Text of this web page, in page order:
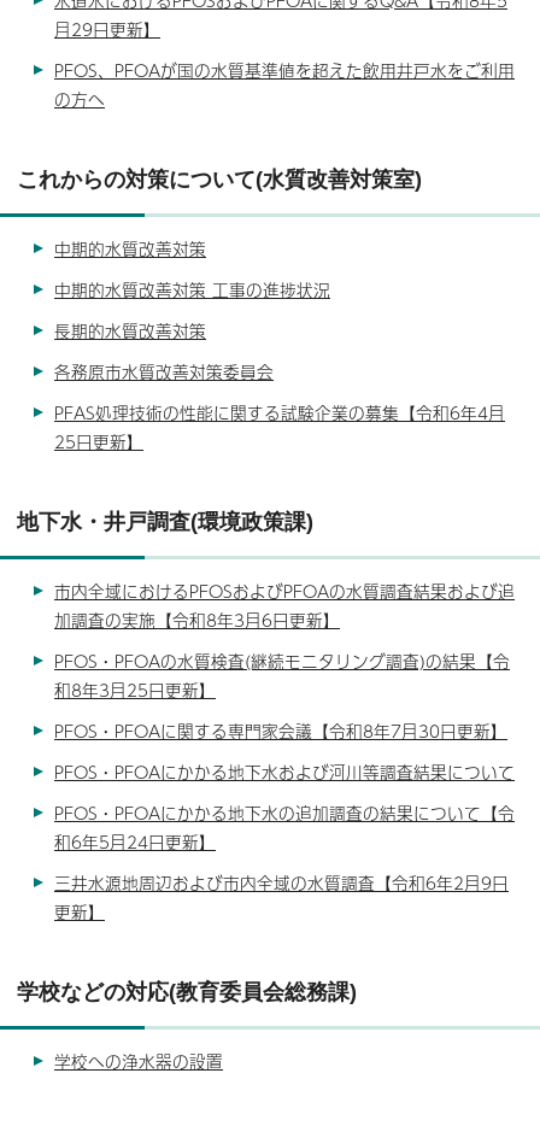
月29日更新】
PFOS、PFOAが国の水質基準値を超えた飲用井戸水をご利用
の方へ
これからの対策について(水質改善対策室)
中期的水質改善対策
中期的水質改善対策 工事の進捗状況
長期的水質改善対策
各務原市水質改善対策委員会
PFAS処理技術の性能に関する試験企業の募集【令和6年4月
25日更新】
地下水・井戸調査(環境政策課)
市内全域におけるPFOSおよびPFOAの水質調査結果および追
加調査の実施【令和8年3月6日更新】
PFOS・PFOAの水質検査(継続モニタリング調査)の結果【令
和8年3月25日更新】
PFOS・PFOAに関する専門家会議【令和8年7月30日更新】
PFOS・PFOAにかかる地下水および河川等調査結果について
PFOS・PFOAにかかる地下水の追加調査の結果について【令
和6年5月24日更新】
三井水源地周辺および市内全域の水質調査【令和6年2月9日
更新】
学校などの対応(教育委員会総務課)
学校への浄水器の設置